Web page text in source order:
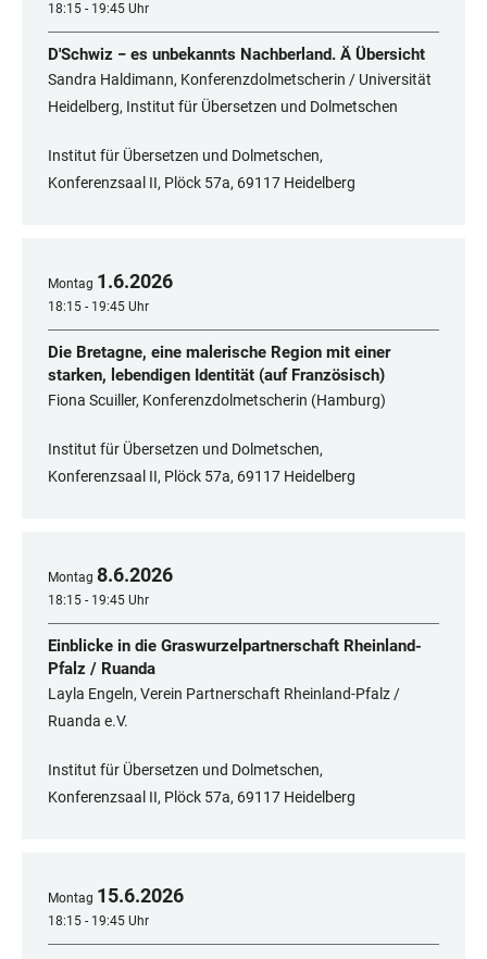
18:15 - 19:45 Uhr
D'Schwiz − es unbekannts Nachberland. Ä Übersicht
Sandra Haldimann, Konferenzdolmetscherin / Universität
Heidelberg, Institut für Übersetzen und Dolmetschen
Institut für Übersetzen und Dolmetschen,
Konferenzsaal II, Plöck 57a, 69117 Heidelberg
Montag 1.6.2026
18:15 - 19:45 Uhr
Die Bretagne, eine malerische Region mit einer
starken, lebendigen Identität (auf Französisch)
Fiona Scuiller, Konferenzdolmetscherin (Hamburg)
Institut für Übersetzen und Dolmetschen,
Konferenzsaal II, Plöck 57a, 69117 Heidelberg
Montag 8.6.2026
18:15 - 19:45 Uhr
Einblicke in die Graswurzelpartnerschaft Rheinland-
Pfalz / Ruanda
Layla Engeln, Verein Partnerschaft Rheinland-Pfalz /
Ruanda e.V.
Institut für Übersetzen und Dolmetschen,
Konferenzsaal II, Plöck 57a, 69117 Heidelberg
Montag 15.6.2026
18:15 - 19:45 Uhr